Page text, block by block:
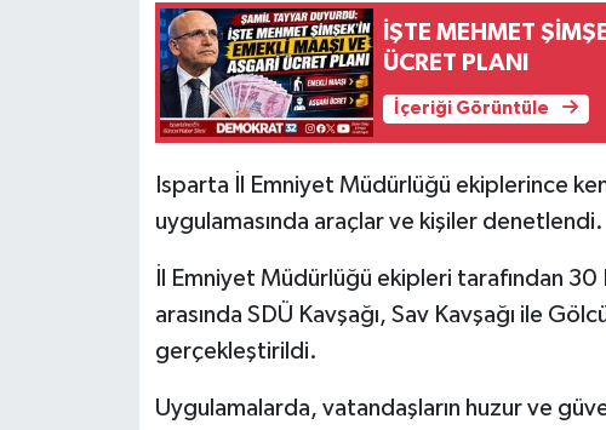
İŞTE MEHMET
ÜCRET PLANI
İçeriği Görüntüle
Isparta İl Emniyet Müdürlüğü ekiplerince
uygulamasında araçlar ve kişiler denetlendi.
İl Emniyet Müdürlüğü ekipleri tarafından
arasında SDÜ Kavşağı, Sav Kavşağı ile
gerçekleştirildi.
Uygulamalarda, vatandaşların huzur ve